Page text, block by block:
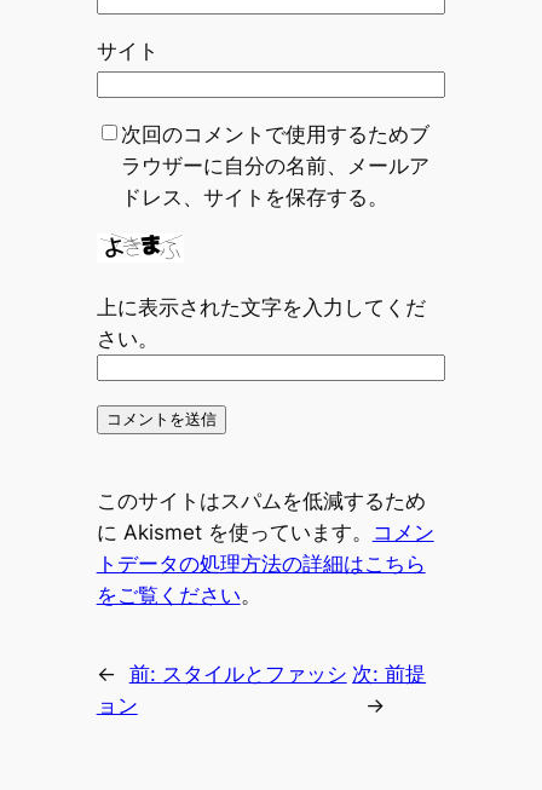
サイト
次回のコメントで使用するためブ
ラウザーに自分の名前、メールア
ドレス、サイトを保存する。
上に表示された文字を入力してくだ
さい。
このサイトはスパムを低減するため
に Akismet を使っています。
コメン
トデータの処理方法の詳細はこちら
をご覧ください。
← 前: スタイルとファッシ
ョン
次:前提
→